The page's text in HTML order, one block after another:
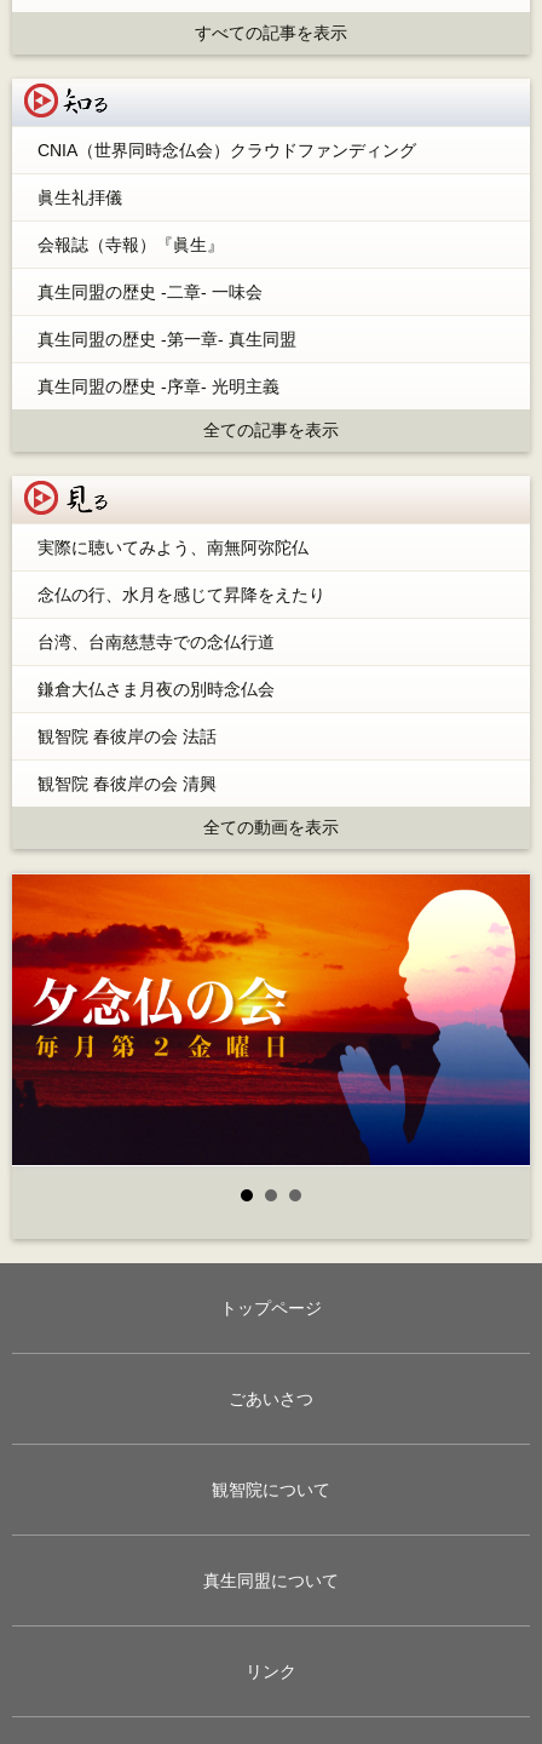
すべての記事を表示
CNIA（世界同時念仏会）クラウドファンディング
眞生礼拝儀
会報誌（寺報）『眞生』
真生同盟の歴史 -二章- 一味会
真生同盟の歴史 -第一章- 真生同盟
真生同盟の歴史 -序章- 光明主義
全ての記事を表示
実際に聴いてみよう、南無阿弥陀仏
念仏の行、水月を感じて昇降をえたり
台湾、台南慈慧寺での念仏行道
鎌倉大仏さま月夜の別時念仏会
観智院 春彼岸の会 法話
観智院 春彼岸の会 清興
全ての動画を表示
トップページ
ごあいさつ
観智院について
真生同盟について
リンク